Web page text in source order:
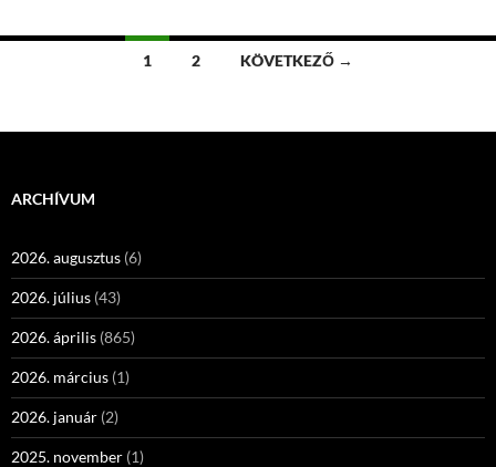
Bejegyzések
1 2 KÖVETKEZŐ →
ARCHÍVUM
2026. augusztus (6)
2026. július (43)
2026. április (865)
2026. március (1)
2026. január (2)
2025. november (1)